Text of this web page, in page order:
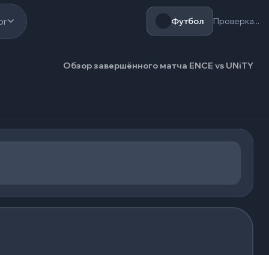
Футбол Проверка...
Обзор завершённого матча ENCE vs UNiTY